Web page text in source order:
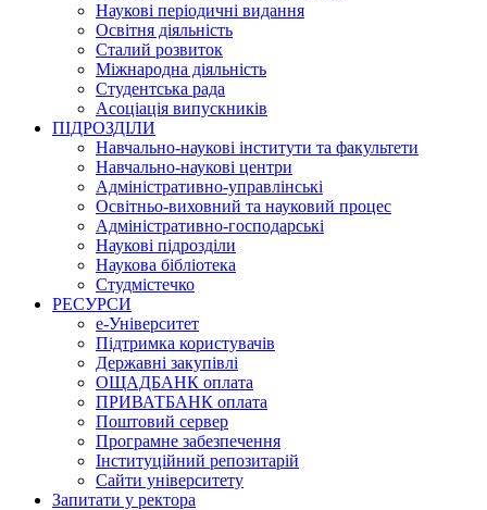
Наукові періодичні видання
Освітня діяльність
Сталий розвиток
Міжнародна діяльність
Студентська рада
Асоціація випускників
ПІДРОЗДІЛИ
Навчально-наукові інститути та факультети
Навчально-наукові центри
Адміністративно-управлінські
Освітньо-виховний та науковий процес
Адміністративно-господарські
Наукові підрозділи
Наукова бібліотека
Студмістечко
РЕСУРСИ
е-Університет
Підтримка користувачів
Державні закупівлі
ОЩАДБАНК оплата
ПРИВАТБАНК оплата
Поштовий сервер
Програмне забезпечення
Інституційний репозитарій
Сайти університету
Запитати у ректора